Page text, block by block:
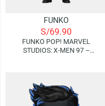
FUNKO
S/69.90
FUNKO POP! MARVEL
STUDIOS: X-MEN 97 –